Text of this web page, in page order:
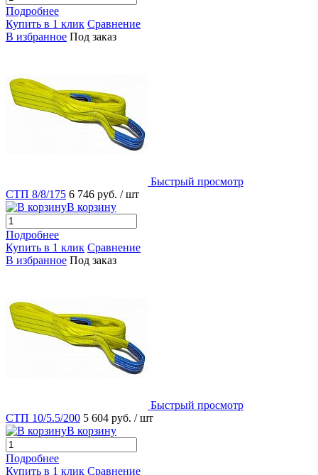
Подробнее
Купить в 1 клик Сравнение
В избранное Под заказ
Быстрый просмотр
СТП 8/8/175 6 746 руб. / шт
В корзину
Подробнее
Купить в 1 клик Сравнение
В избранное Под заказ
Быстрый просмотр
СТП 10/5.5/200 5 604 руб. / шт
В корзину
Подробнее
Купить в 1 клик Сравнение